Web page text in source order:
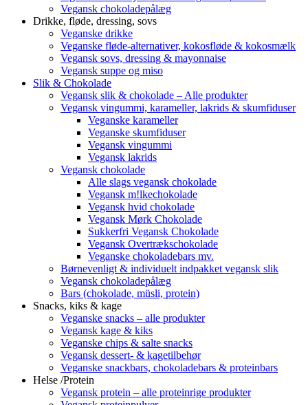
Vegansk chokoladepålæg
Drikke, fløde, dressing, sovs
Veganske drikke
Veganske fløde-alternativer, kokosfløde & kokosmælk
Vegansk sovs, dressing & mayonnaise
Vegansk suppe og miso
Slik & Chokolade
Vegansk slik & chokolade – Alle produkter
Vegansk vingummi, karameller, lakrids & skumfiduser
Veganske karameller
Veganske skumfiduser
Vegansk vingummi
Vegansk lakrids
Vegansk chokolade
Alle slags vegansk chokolade
Vegansk m!lkechokolade
Vegansk hvid chokolade
Vegansk Mørk Chokolade
Sukkerfri Vegansk Chokolade
Vegansk Overtrækschokolade
Veganske chokoladebars mv.
Børnevenligt & individuelt indpakket vegansk slik
Vegansk chokoladepålæg
Bars (chokolade, müsli, protein)
Snacks, kiks & kage
Veganske snacks – alle produkter
Vegansk kage & kiks
Veganske chips & salte snacks
Vegansk dessert- & kagetilbehør
Veganske snackbars, chokoladebars & proteinbars
Helse /Protein
Vegansk protein – alle proteinrige produkter